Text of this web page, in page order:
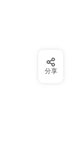
分享